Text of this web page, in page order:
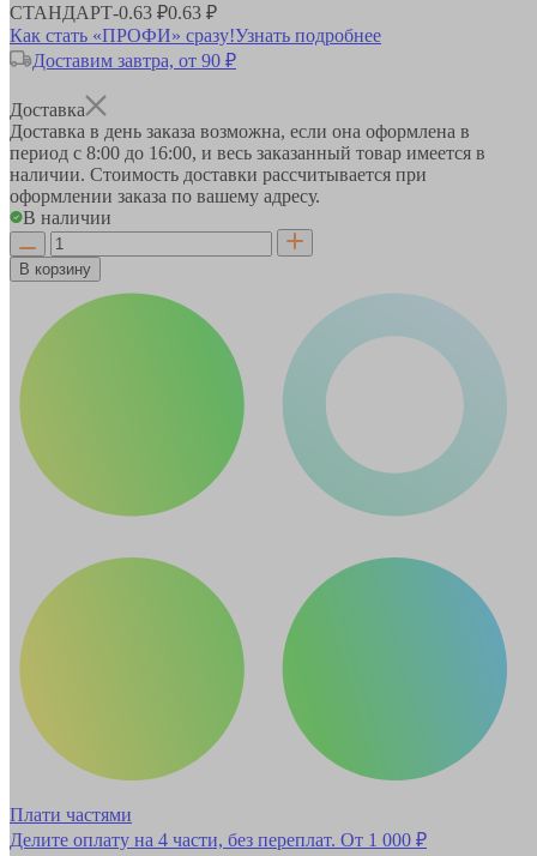
СТАНДАРТ-0.63 ₽0.63 ₽
Как стать «ПРОФИ» сразу!Узнать подробнее
Доставим завтра, от 90 ₽
Доставка
Доставка в день заказа возможна, если она оформлена в
период с 8:00 до 16:00, и весь заказанный товар имеется в
наличии. Стоимость доставки рассчитывается при
оформлении заказа по вашему адресу.
В наличии
В корзину
Плати частями
Делите оплату на 4 части, без переплат. От 1 000 ₽